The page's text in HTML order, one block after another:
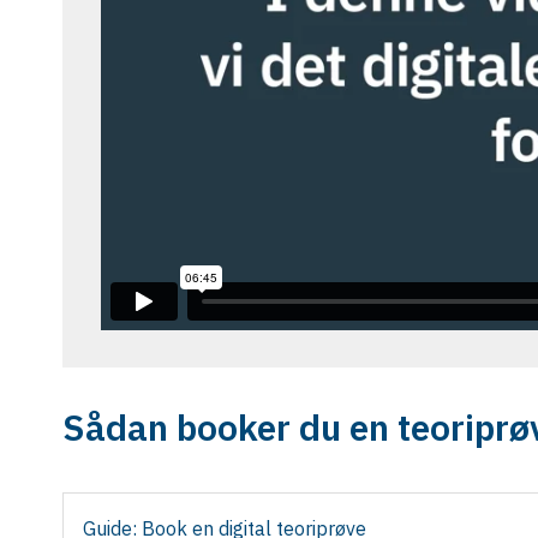
Sådan booker du en
Guide: Book en digital teoriprøve